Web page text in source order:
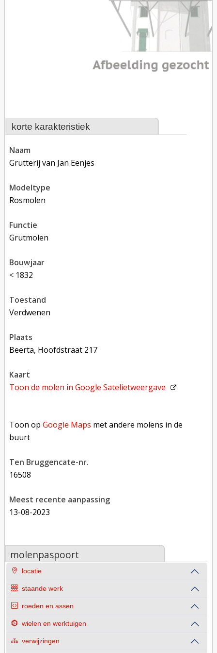
korte karakteristiek
naam
Grutterij van Jan Eenjes
modeltype
rosmolen
functie
grutmolen
bouwjaar
< 1832
toestand
verdwenen
plaats
Beerta, Hoofdstraat 217
kaart
Toon de molen inGoogle Satelietweergave
Toon opGoogle Maps met andere molens in de
buurt
Ten Bruggencate-nr.
16508
Meest recente aanpassing
13-08-2023
molenpaspoort
locatie
staande werk
roeden en assen
wielen en werktuigen
verwijzingen